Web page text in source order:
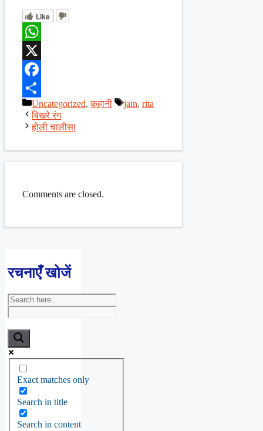
Like
WhatsApp
X
Facebook
Share
Categories
Uncategorized,कहानी Tags
jain, rita
बिखरे रंग
होली चालीसा
Comments are closed.
रचनाएँ खोजें
Exact matches only
Search in title
Search in content